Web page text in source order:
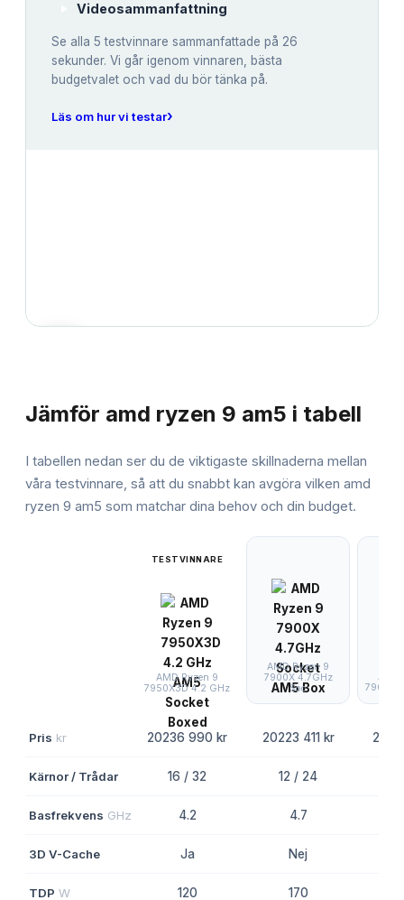
Videosammanfattning
Se alla 5 testvinnare sammanfattade på 26
sekunder. Vi går igenom vinnaren, bästa
budgetvalet och vad du bör tänka på.
Läs om hur vi testar›
Jämför amd ryzen 9 am5 i tabell
I tabellen nedan ser du de viktigaste skillnaderna mellan
våra testvinnare, så att du snabbt kan avgöra vilken amd
ryzen 9 am5 som matchar dina behov och din budget.
TESTVINNARE
AMD Ryzen 9
7950X3D 4.2 GHz
AMD Ryzen 9
7900X 4.7GHz
Soc
AMD
7900
Pris kr 20236 990 kr 20223 411 kr
Kärnor / Trådar 16 / 32 12 / 24
Basfrekvens GHz 4.2 4.7
3D V-Cache Ja Nej
TDP W 120 170